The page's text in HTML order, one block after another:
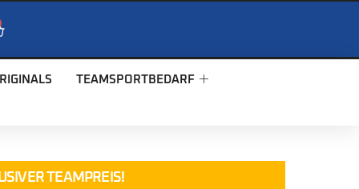
TEAMSPORTBEDARF
TEAMPREIS!